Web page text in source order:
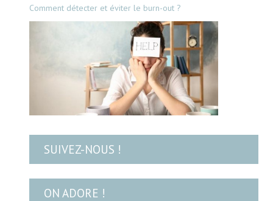
Comment détecter et éviter le burn-out ?
SUIVEZ-NOUS !
ON ADORE !